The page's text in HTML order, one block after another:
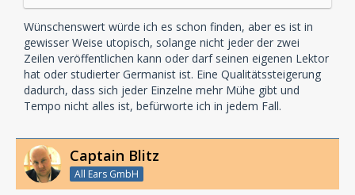
Wünschenswert würde ich es schon finden, aber es ist in
gewisser Weise utopisch, solange nicht jeder der zwei
Zeilen veröffentlichen kann oder darf seinen eigenen Lektor
hat oder studierter Germanist ist. Eine Qualitätssteigerung
dadurch, dass sich jeder Einzelne mehr Mühe gibt und
Tempo nicht alles ist, befürworte ich in jedem Fall.
Captain Blitz
All Ears GmbH